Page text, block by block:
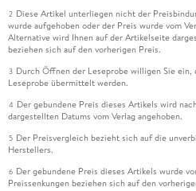
2 Diese Artikel unterliegen nicht der
wurde aufgehoben oder der Preis wurde vom
Alternative wird Ihnen auf der Artikelseite
beziehen sich auf den vorherigen Preis.
3 Durch Öffnen der Leseprobe willigen Sie ein,
Leseprobe übermittelt werden.
4 Der gebundene Preis dieses Artikels wird
dargestellten Datums vom Verlag angehoben.
5 Der Preisvergleich bezieht sich auf die
Herstellers.
6 Der gebundene Preis dieses Artikels wurde
Preissenkungen beziehen sich auf den